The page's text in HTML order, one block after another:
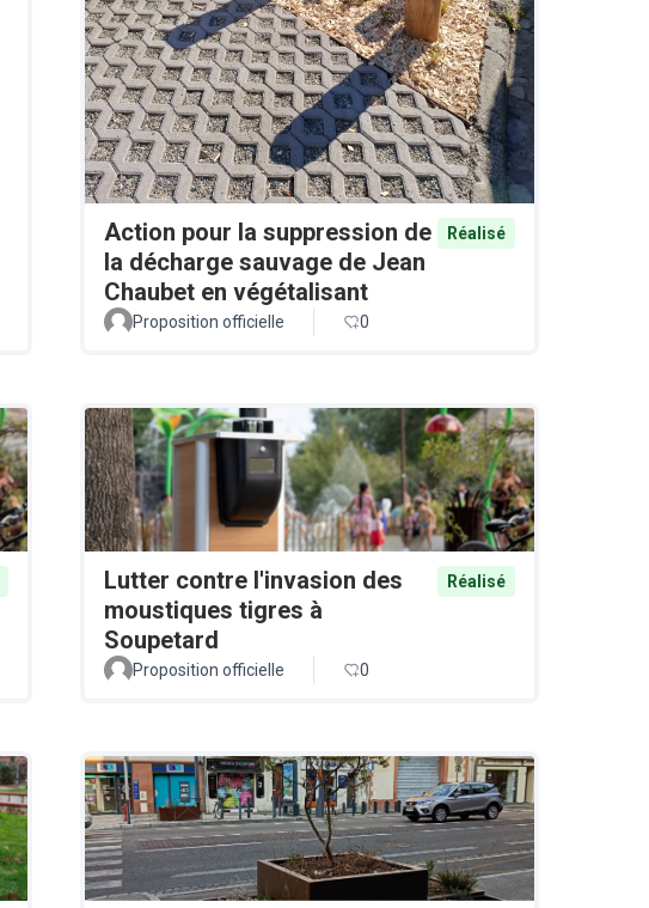
Action pour la suppression de
la décharge sauvage de Jean
Chaubet en végétalisant
Réalisé
Proposition officielle 0
Lutter contre l'invasion des
moustiques tigres à
Soupetard
Réalisé
Proposition officielle 0